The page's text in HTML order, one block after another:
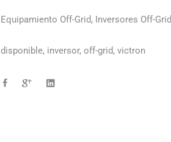
Equipamiento Off-Grid, Inversores Off-Grid
disponible, inversor, off-grid, victron